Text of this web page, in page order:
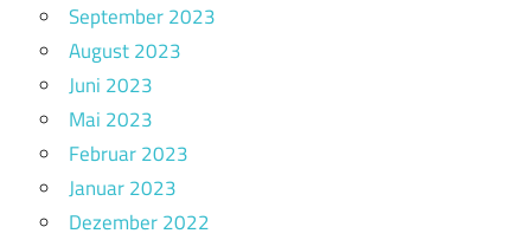
September 2023
August 2023
Juni 2023
Mai 2023
Februar 2023
Januar 2023
Dezember 2022